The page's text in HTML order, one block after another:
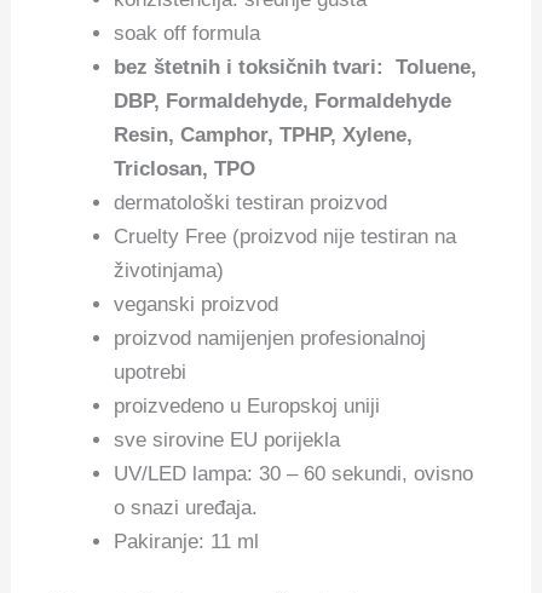
soak off formula
bez štetnih i toksičnih tvari: Toluene,
DBP, Formaldehyde, Formaldehyde
Resin, Camphor, TPHP, Xylene,
Triclosan, TPO
dermatološki testiran proizvod
Cruelty Free (proizvod nije testiran na
životinjama)
veganski proizvod
proizvod namijenjen profesionalnoj
upotrebi
proizvedeno u Europskoj uniji
sve sirovine EU porijekla
UV/LED lampa: 30 – 60 sekundi, ovisno
o snazi uređaja.
Pakiranje: 11 ml